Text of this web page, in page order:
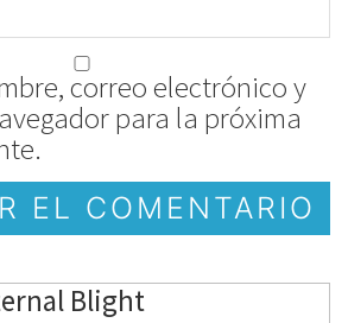
correo electrónico y
para la próxima